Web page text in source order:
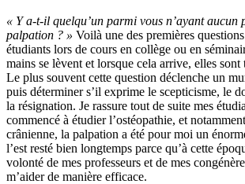
« Y a-t-il quelqu’un parmi vous n’ayant aucun
palpation ? » Voilà une des premières
étudiants lors de cours en collège ou en
mains se lèvent et lorsque cela arrive, elles sont
Le plus souvent cette question déclenche un
puis déterminer s’il exprime le scepticisme, le
la résignation. Je rassure tout de suite mes
commencé à étudier l’ostéopathie, et
crânienne, la palpation a été pour moi un
l’est resté bien longtemps parce qu’à cette
volonté de mes professeurs et de mes
m’aider de manière efficace.